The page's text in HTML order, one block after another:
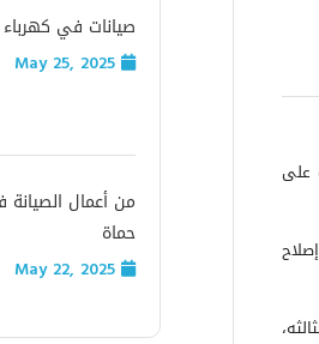
على
من م- ت حميديه٨ الأميرية، وإصلاح
أرضيه مركز ضاحية٢ الجزيره الثالثه،
صيانات في
من أعمال الصيانة
حماة